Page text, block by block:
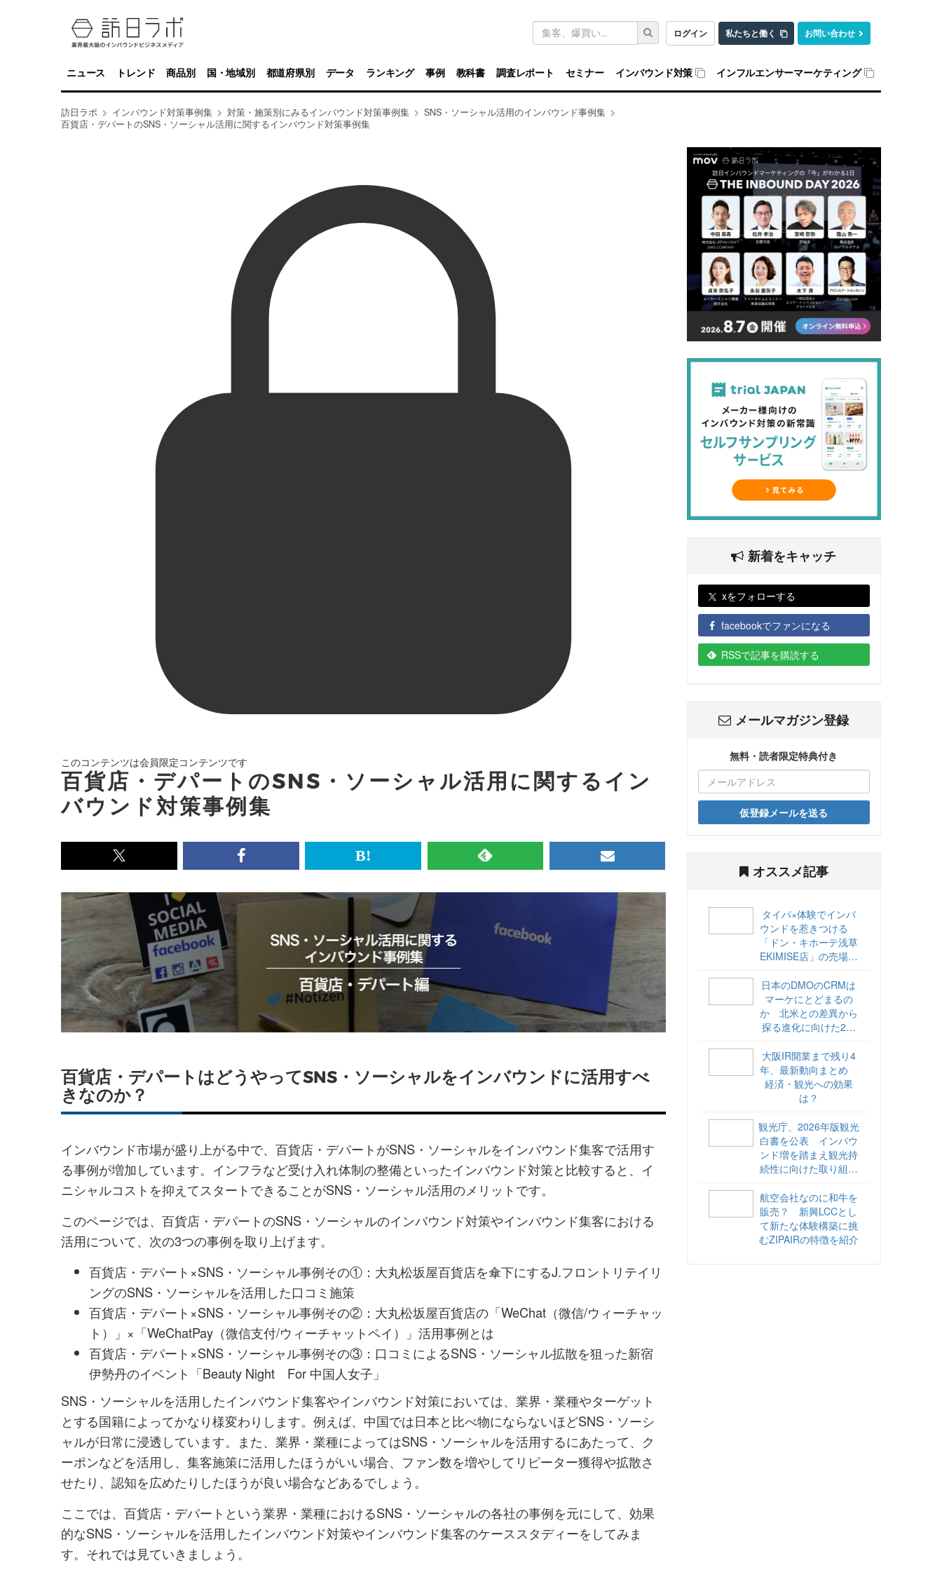
ログイン 私たちと働く お問い合わせ
キ
ワ
ド
検
索
ニュース トレンド 商品別 国・地域別 都道府県別 データ ランキング 事例 教科書 調査レポート セミナー インバウンド対策 インフルエンサーマーケティング
訪日ラボ インバウンド対策事例集 対策・施策別にみるインバウンド対策事例集
SNS・ソーシャル活用のインバウンド事例集
百貨店・デパートのSNS・ソーシャル活用に関するインバウンド対策事例集
このコンテンツは会員限定コンテンツです
百貨店・デパートのSNS・ソーシャル活用に関するイン
バウンド対策事例集
x<br>
記
シ
ェ
ア
す
Facebook<br>
記
す
は
な
ブ
ッ
ク
マ
ク
追
加
RSS
事
読
す
る
メ
マ
ガ
登
録
す
る
百貨店・デパートはどうやってSNS・ソーシャルをインバウンドに活用すべ
きなのか？
インバウンド市場が盛り上がる中で、百貨店・デパートがSNS・ソーシャルをインバウンド集客で活用す
る事例が増加しています。インフラなど受け入れ体制の整備といったインバウンド対策と比較すると、イ
ニシャルコストを抑えてスタートできることがSNS・ソーシャル活用のメリットです。
このページでは、百貨店・デパートのSNS・ソーシャルのインバウンド対策やインバウンド集客における
活用について、次の3つの事例を取り上げます。
百貨店・デパート×SNS・ソーシャル事例その①：大丸松坂屋百貨店を傘下にするJ.フロントリテイリ
ングのSNS・ソーシャルを活用した口コミ施策
百貨店・デパート×SNS・ソーシャル事例その②：大丸松坂屋百貨店の「WeChat（微信/ウィーチャッ
ト）」×「WeChatPay（微信支付/ウィーチャットペイ）」活用事例とは
百貨店・デパート×SNS・ソーシャル事例その③：口コミによるSNS・ソーシャル拡散を狙った新宿
伊勢丹のイベント「Beauty Night For 中国人女子」
SNS・ソーシャルを活用したインバウンド集客やインバウンド対策においては、業界・業種やターゲット
とする国籍によってかなり様変わりします。例えば、中国では日本と比べ物にならないほどSNS・ソーシ
ャルが日常に浸透しています。また、業界・業種によってはSNS・ソーシャルを活用するにあたって、ク
ーポンなどを活用し、集客施策に活用したほうがいい場合、ファン数を増やしてリピーター獲得や拡散さ
せたり、認知を広めたりしたほうが良い場合などあるでしょう。
ここでは、百貨店・デパートという業界・業種におけるSNS・ソーシャルの各社の事例を元にして、効果
的なSNS・ソーシャルを活用したインバウンド対策やインバウンド集客のケーススタディーをしてみま
す。それでは見ていきましょう。
新着をキャッチ
xをフォローする
facebookでファンになる
RSSで記事を購読する
メールマガジン登録
無料・読者限定特典付き
仮登録メールを送る
オススメ記事
タイパ×体験でインバ
ウンドを惹きつける
「ドン・キホーテ浅草
EKIMISE店」の売場づ
日本のDMOのCRMは
マーケにとどまるの
か 北米との差異から
探る進化に向けた2ス
海外DMOのリアル
vol.6】
大阪IR開業まで残り4
年、最新動向まとめ
経済・観光への効果
は？
観光庁、2026年版観光
白書を公表 インバウ
ンド増を踏まえ観光持
続性に向けた取り組み
航空会社なのに和牛を
販売？ 新興LCCとし
て新たな体験構築に挑
むZIPAIRの特徴を紹介